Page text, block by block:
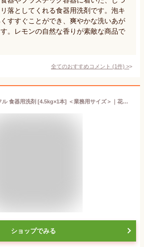
落としてくれる食器用洗剤です。泡キ
すすぐことができ、爽やかな洗いあが
。レモンの自然な香りが素敵な商品で
全てのおすすめコメント (1件) >
【花王】ワンダフル 食器用洗剤 [4.5kg×1本] ＜業務用サイズ＞｜花王 kao ワンダフル 食器洗剤 食器用洗剤 原液 原液使用 中性 無香料 大容量 業務用 お買い得 単品
ショップでみる